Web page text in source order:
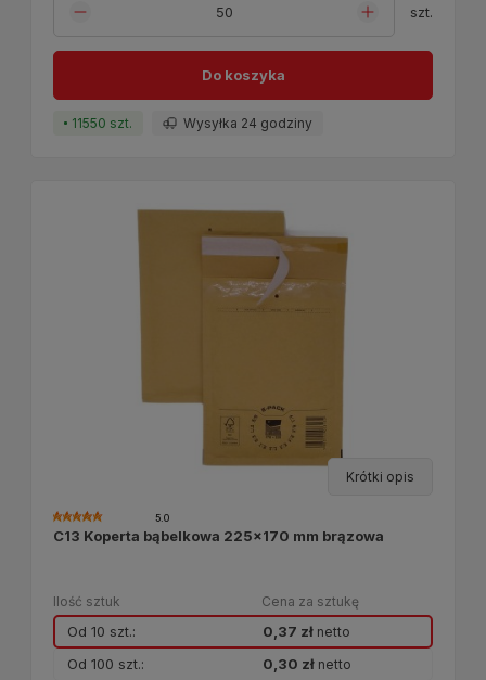
szt.
Do koszyka
11550 szt. Wysyłka 24 godziny
Krótki opis
C13 Koperta bąbelkowa 225x170 mm brązowa
5.0
Ilość sztuk Cena za sztukę
Od 10 szt.: 0,37 złnetto
Od 100 szt.: 0,30 złnetto